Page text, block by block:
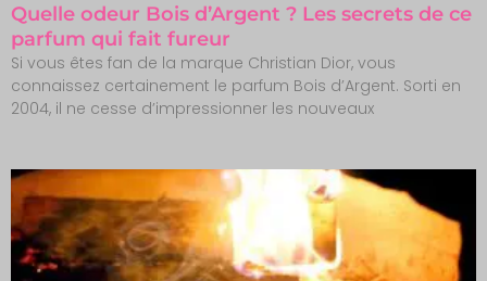
Quelle odeur Bois d’Argent ? Les secrets de ce
parfum qui fait fureur
Si vous êtes fan de la marque Christian Dior, vous
connaissez certainement le parfum Bois d’Argent. Sorti en
2004, il ne cesse d’impressionner les nouveaux